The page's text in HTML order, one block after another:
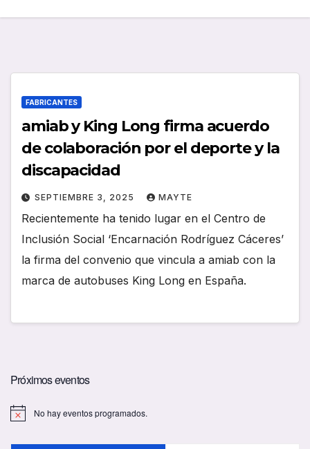
FABRICANTES
amiab y King Long firma acuerdo
de colaboración por el deporte y la
discapacidad
SEPTIEMBRE 3, 2025 MAYTE
Recientemente ha tenido lugar en el Centro de
Inclusión Social ‘Encarnación Rodríguez Cáceres’
la firma del convenio que vincula a amiab con la
marca de autobuses King Long en España.
Próximos eventos
No hay eventos programados.